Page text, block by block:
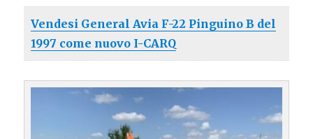
Vendesi General Avia F-22 Pinguino B del
1997 come nuovo I-CARQ